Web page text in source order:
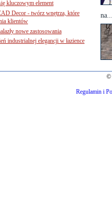
kluczowym element
Decor - twórz wnętrza, które
klientów
nowe zastosowania
industrialnej elegancji w łazience
©
Regulamin i